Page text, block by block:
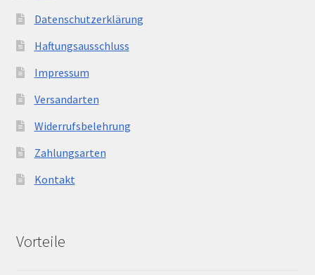
Datenschutzerklärung
Haftungsausschluss
Impressum
Versandarten
Widerrufsbelehrung
Zahlungsarten
Kontakt
Vorteile